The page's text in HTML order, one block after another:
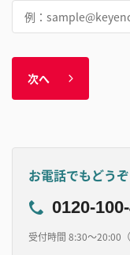
次へ
お電話でもどうぞ
0120-
受付時間 8:30～20:00